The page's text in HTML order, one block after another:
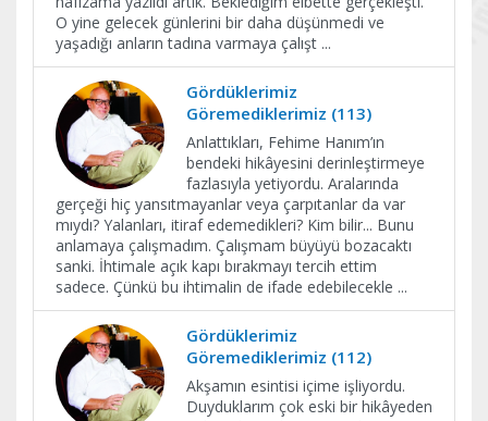
O yine gelecek günlerini bir daha düşünmedi ve
yaşadığı anların tadına varmaya çalışt ...
Gördüklerimiz
Göremediklerimiz (113)
Anlattıkları, Fehime Hanım’ın
bendeki hikâyesini derinleştirmeye
fazlasıyla yetiyordu. Aralarında
gerçeği hiç yansıtmayanlar veya çarpıtanlar da var
mıydı? Yalanları, itiraf edemedikleri? Kim bilir... Bunu
anlamaya çalışmadım. Çalışmam büyüyü bozacaktı
sanki. İhtimale açık kapı bırakmayı tercih ettim
sadece. Çünkü bu ihtimalin de ifade edebilecekle ...
Gördüklerimiz
Göremediklerimiz (112)
Akşamın esintisi içime işliyordu.
Duyduklarım çok eski bir hikâyeden